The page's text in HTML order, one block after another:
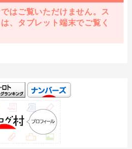
はご覧いただけません。ス
、タブレット端末でご覧く